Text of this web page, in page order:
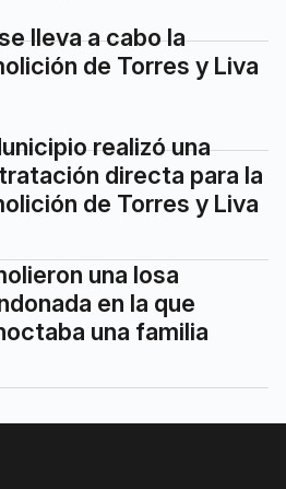
lleva a cabo la
de Torres y Liva
realizó una
directa para la
de Torres y Liva
una losa
en la que
una familia